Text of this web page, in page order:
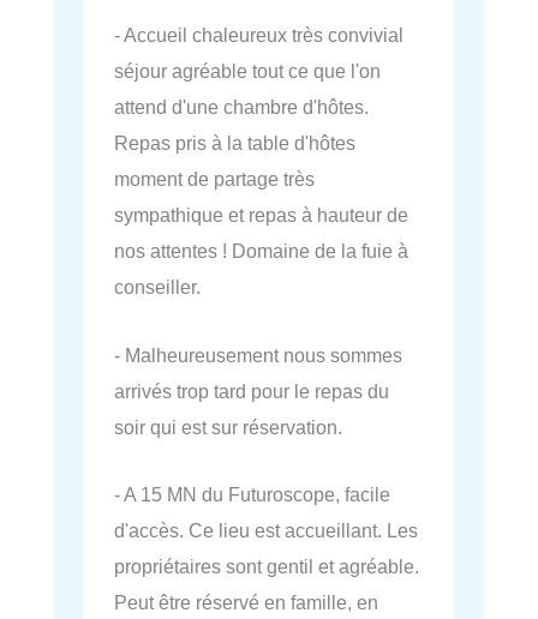
- Accueil chaleureux très convivial
séjour agréable tout ce que l'on
attend d'une chambre d'hôtes.
Repas pris à la table d'hôtes
moment de partage très
sympathique et repas à hauteur de
nos attentes ! Domaine de la fuie à
conseiller.
- Malheureusement nous sommes
arrivés trop tard pour le repas du
soir qui est sur réservation.
- A 15 MN du Futuroscope, facile
d'accès. Ce lieu est accueillant. Les
propriétaires sont gentil et agréable.
Peut être réservé en famille, en